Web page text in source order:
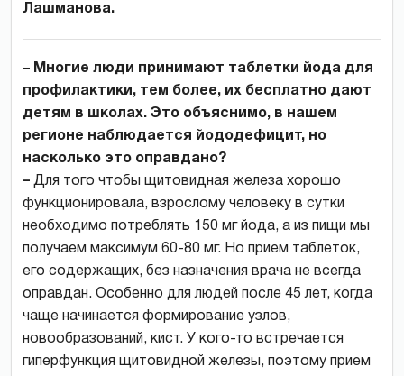
Лашманова.
– Многие люди принимают таблетки йода для
профилактики, тем более, их бесплатно дают
детям в школах. Это объяснимо, в нашем
регионе наблюдается йододефицит, но
насколько это оправдано?
– Для того чтобы щитовидная железа хорошо
функционировала, взрослому человеку в сутки
необходимо потреблять 150 мг йода, а из пищи мы
получаем максимум 60-80 мг. Но прием таблеток,
его содержащих, без назначения врача не всегда
оправдан. Особенно для людей после 45 лет, когда
чаще начинается формирование узлов,
новообразований, кист. У кого-то встречается
гиперфункция щитовидной железы, поэтому прием